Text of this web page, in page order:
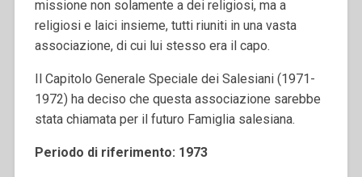
missione non solamente a dei religiosi, ma a
religiosi e laici insieme, tutti riuniti in una vasta
associazione, di cui lui stesso era il capo.
Il Capitolo Generale Speciale dei Salesiani (1971-
1972) ha deciso che questa associazione sarebbe
stata chiamata per il futuro Famiglia salesiana.
Periodo di riferimento: 1973